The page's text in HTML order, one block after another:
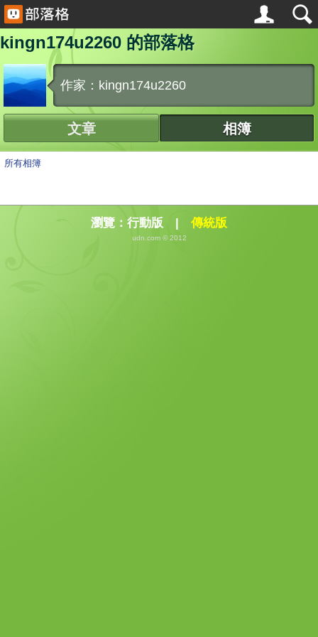
kingn174u2260 的部落格
作家：kingn174u2260
文章 相簿
所有相簿
瀏覽： 行動版 | 傳統版
udn.com © 2012